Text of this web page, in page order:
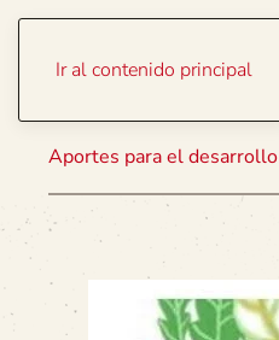
Ir al contenido principal
Aportes para el desarrollo